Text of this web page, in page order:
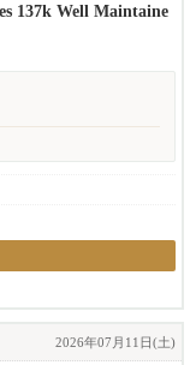
137k Well Maintaine
2026年07月11日(土)